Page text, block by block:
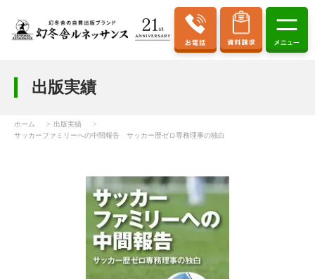
出版実績
ホーム
出版実績
サッカーファミリーへの中間報告 サッカー歴ゼロ専務理事の独白